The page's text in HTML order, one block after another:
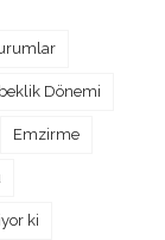
Dönemi
Emzirme
ki